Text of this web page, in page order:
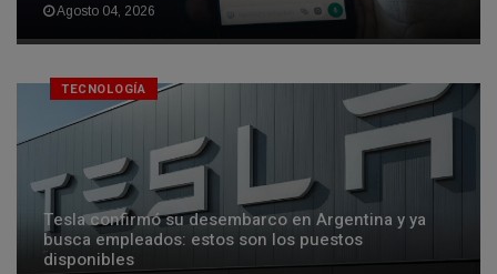
Agosto 04, 2026
TECNOLOGÍA
Tesla confirmó su desembarco en Argentina y ya
busca empleados: estos son los puestos
disponibles